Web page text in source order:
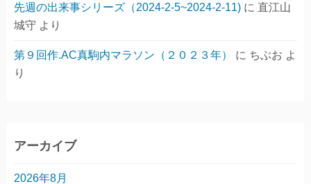
先週の出来事シリーズ（2024-2-5~2024-2-11) に 直江山
城守 より
第９回作.AC真駒内マラソン（２０２３年） に ちぶお よ
り
アーカイブ
2026年8月